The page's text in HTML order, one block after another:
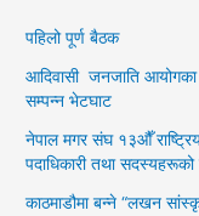
पहिलो पूर्ण बैठक
आदिवासी जनजाति
सम्पन्न भेटघाट
नेपाल मगर संघ १३औँ
पदाधिकारी तथा सदस्यहरूको
काठमाडौमा बन्ने “लखन